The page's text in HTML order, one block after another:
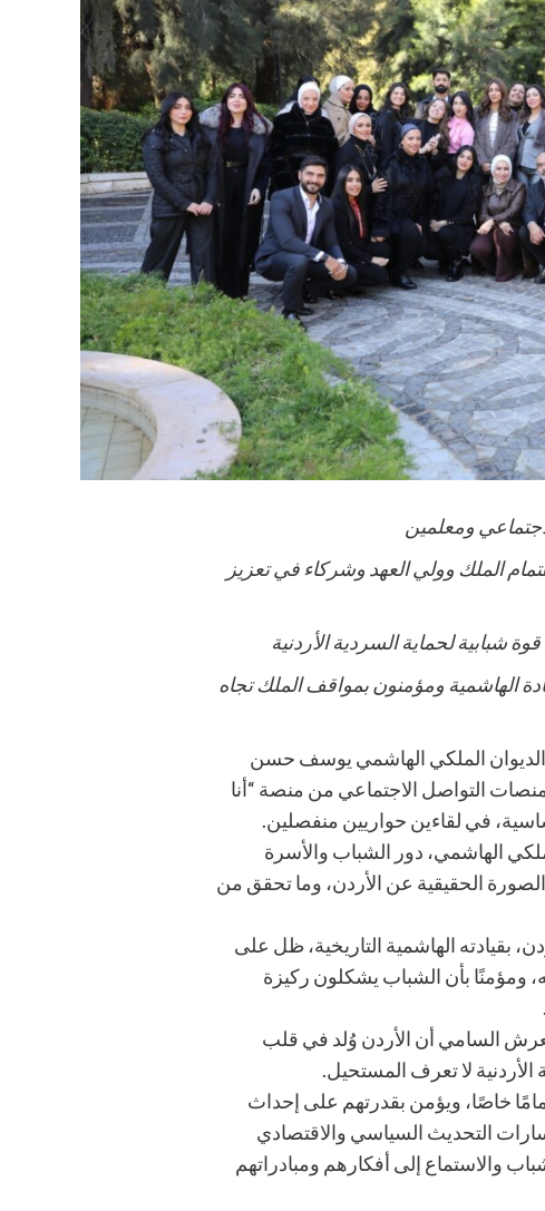
ومعلمين
الملك وولي العهد وشركاء في تعزيز
شبابية لحماية السردية الأردنية
الهاشمية ومؤمنون بمواقف الملك تجاه
الملكي الهاشمي يوسف حسن
منصات التواصل الاجتماعي من منصة “أنا
في لقاءين حواريين منفصلين.
الهاشمي، دور الشباب والأسرة
الحقيقية عن الأردن، وما تحقق من
بقيادته الهاشمية التاريخية، ظل على
ومؤمنًا بأن الشباب يشكلون ركيزة
السامي أن الأردن وُلد في قلب
الأردنية لا تعرف المستحيل.
خاصًا، ويؤمن بقدرتهم على إحداث
التحديث السياسي والاقتصادي
والاستماع إلى أفكارهم ومبادراتهم